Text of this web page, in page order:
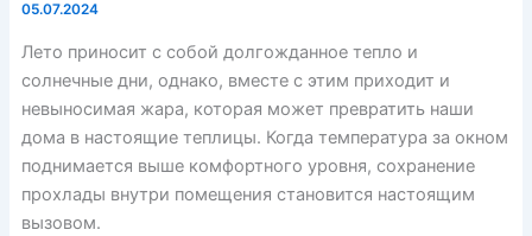
05.07.2024
Лето приносит с собой долгожданное тепло и
солнечные дни, однако, вместе с этим приходит и
невыносимая жара, которая может превратить наши
дома в настоящие теплицы. Когда температура за окном
поднимается выше комфортного уровня, сохранение
прохлады внутри помещения становится настоящим
вызовом.